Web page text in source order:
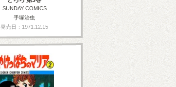
SUNDAY COMICS
手塚治虫
発売日：1971.12.15